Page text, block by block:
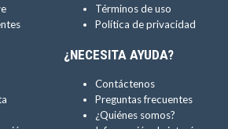
Términos de uso
Política de privacidad
¿NECESITA AYUDA?
Contáctenos
Preguntas frecuentes
¿Quiénes somos?